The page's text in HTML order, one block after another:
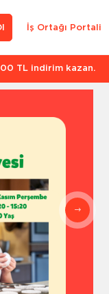
İş Ortağı Portali
TL indirim kazan.